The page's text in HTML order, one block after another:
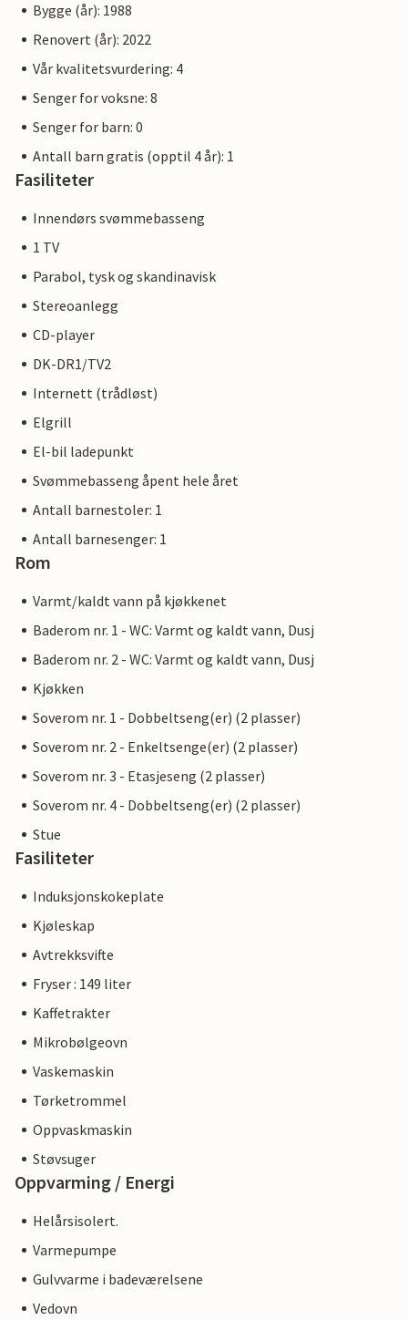
Bygge (år): 1988
Renovert (år): 2022
Vår kvalitetsvurdering: 4
Senger for voksne: 8
Senger for barn: 0
Antall barn gratis (opptil 4 år): 1
Fasiliteter
Innendørs svømmebasseng
1 TV
Parabol, tysk og skandinavisk
Stereoanlegg
CD-player
DK-DR1/TV2
Internett (trådløst)
Elgrill
El-bil ladepunkt
Svømmebasseng åpent hele året
Antall barnestoler: 1
Antall barnesenger: 1
Rom
Varmt/kaldt vann på kjøkkenet
Baderom nr. 1 - WC: Varmt og kaldt vann, Dusj
Baderom nr. 2 - WC: Varmt og kaldt vann, Dusj
Kjøkken
Soverom nr. 1 - Dobbeltseng(er) (2 plasser)
Soverom nr. 2 - Enkeltsenge(er) (2 plasser)
Soverom nr. 3 - Etasjeseng (2 plasser)
Soverom nr. 4 - Dobbeltseng(er) (2 plasser)
Stue
Fasiliteter
Induksjonskokeplate
Kjøleskap
Avtrekksvifte
Fryser : 149 liter
Kaffetrakter
Mikrobølgeovn
Vaskemaskin
Tørketrommel
Oppvaskmaskin
Støvsuger
Oppvarming / Energi
Helårsisolert.
Varmepumpe
Gulvvarme i badeværelsene
Vedovn